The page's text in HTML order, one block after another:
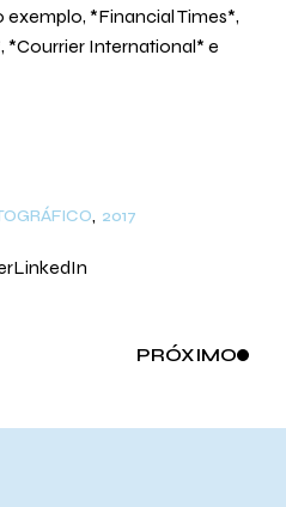
*Financial Times*,
*Courrier International* e
2017
LinkedIn
PRÓXIMO